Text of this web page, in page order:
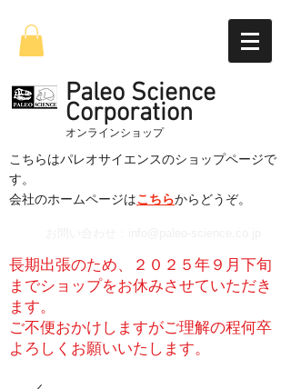
Paleo Science
Corporation
​オンラインショップ
こちらはパレオサイエンスのショップページで
す。
​会社のホームページはこちらからどうぞ。
長期出張のため、２０２５年９月下旬
までショップをお休みさせていただき
ます。
​ご不便おかけしますがご理解の程何卒
よろしくお願いいたします。